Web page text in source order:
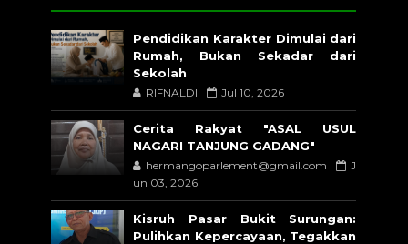
Pendidikan Karakter Dimulai dari
Rumah, Bukan Sekadar dari
Sekolah
RIFNALDI Jul 10, 2026
Cerita Rakyat "ASAL USUL
NAGARI TANJUNG GADANG"
hermangoparlement@gmail.com
J
un 03, 2026
Kisruh Pasar Bukit Surungan:
Pulihkan Kepercayaan, Tegakkan